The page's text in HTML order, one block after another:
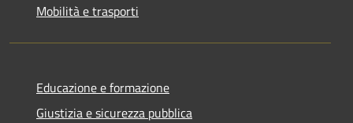
Mobilità e trasporti
Educazione e formazione
Giustizia e sicurezza pubblica